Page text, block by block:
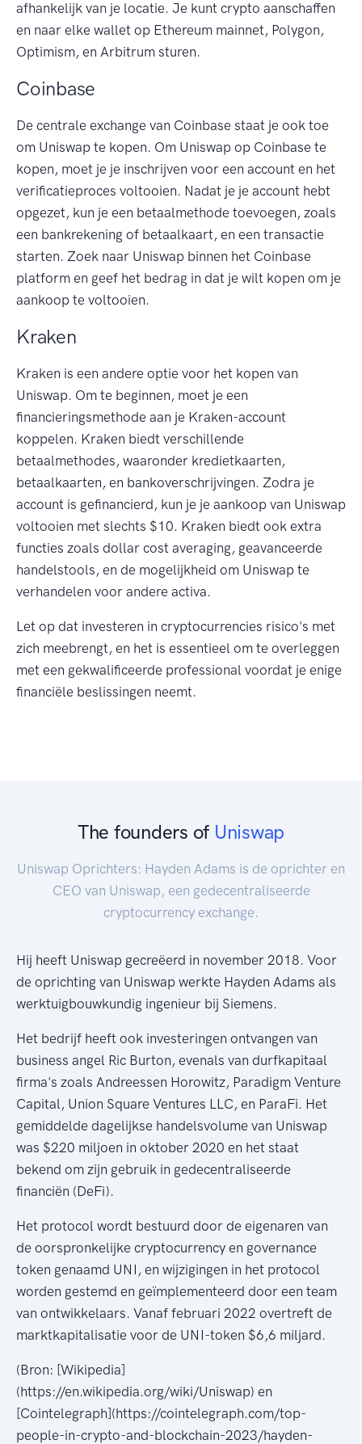
afhankelijk van je locatie. Je kunt crypto aanschaffen
en naar elke wallet op Ethereum mainnet, Polygon,
Optimism, en Arbitrum sturen.
Coinbase
De centrale exchange van Coinbase staat je ook toe
om Uniswap te kopen. Om Uniswap op Coinbase te
kopen, moet je je inschrijven voor een account en het
verificatieproces voltooien. Nadat je je account hebt
opgezet, kun je een betaalmethode toevoegen, zoals
een bankrekening of betaalkaart, en een transactie
starten. Zoek naar Uniswap binnen het Coinbase
platform en geef het bedrag in dat je wilt kopen om je
aankoop te voltooien.
Kraken
Kraken is een andere optie voor het kopen van
Uniswap. Om te beginnen, moet je een
financieringsmethode aan je Kraken-account
koppelen. Kraken biedt verschillende
betaalmethodes, waaronder kredietkaarten,
betaalkaarten, en bankoverschrijvingen. Zodra je
account is gefinancierd, kun je je aankoop van Uniswap
voltooien met slechts $10. Kraken biedt ook extra
functies zoals dollar cost averaging, geavanceerde
handelstools, en de mogelijkheid om Uniswap te
verhandelen voor andere activa.
Let op dat investeren in cryptocurrencies risico's met
zich meebrengt, en het is essentieel om te overleggen
met een gekwalificeerde professional voordat je enige
financiële beslissingen neemt.
The founders of Uniswap
Uniswap Oprichters: Hayden Adams is de oprichter en
CEO van Uniswap, een gedecentraliseerde
cryptocurrency exchange.
Hij heeft Uniswap gecreëerd in november 2018. Voor
de oprichting van Uniswap werkte Hayden Adams als
werktuigbouwkundig ingenieur bij Siemens.
Het bedrijf heeft ook investeringen ontvangen van
business angel Ric Burton, evenals van durfkapitaal
firma's zoals Andreessen Horowitz, Paradigm Venture
Capital, Union Square Ventures LLC, en ParaFi. Het
gemiddelde dagelijkse handelsvolume van Uniswap
was $220 miljoen in oktober 2020 en het staat
bekend om zijn gebruik in gedecentraliseerde
financiën (DeFi).
Het protocol wordt bestuurd door de eigenaren van
de oorspronkelijke cryptocurrency en governance
token genaamd UNI, en wijzigingen in het protocol
worden gestemd en geïmplementeerd door een team
van ontwikkelaars. Vanaf februari 2022 overtreft de
marktkapitalisatie voor de UNI-token $6,6 miljard.
(Bron: [Wikipedia]
(https://en.wikipedia.org/wiki/Uniswap) en
[Cointelegraph](https://cointelegraph.com/top-
people-in-crypto-and-blockchain-2023/hayden-